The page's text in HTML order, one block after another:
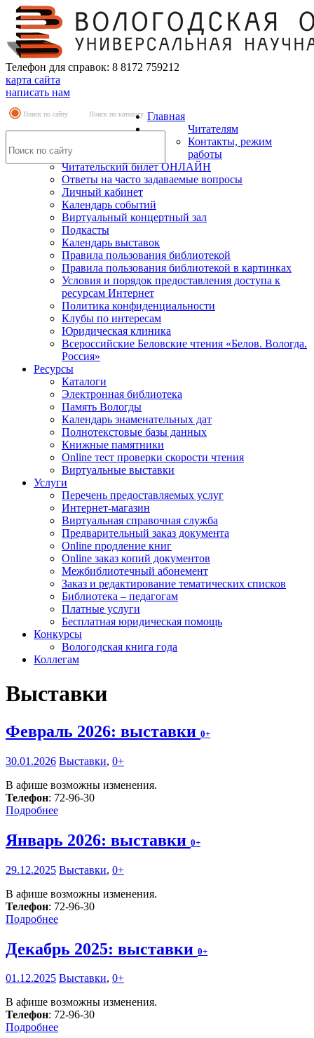
Телефон для справок: 8 8172 759212
карта сайта
написать нам
Поиск по сайту Поиск по каталогу Главная
Читателям
Контакты, режим
работы
Читательский билет ОНЛАЙН
Ответы на часто задаваемые вопросы
Личный кабинет
Календарь событий
Виртуальный концертный зал
Подкасты
Календарь выставок
Правила пользования библиотекой
Правила пользования библиотекой в картинках
Условия и порядок предоставления доступа к
ресурсам Интернет
Политика конфиденциальности
Клубы по интересам
Юридическая клиника
Всероссийские Беловские чтения «Белов. Вологда.
Россия»
Ресурсы
Каталоги
Электронная библиотека
Память Вологды
Календарь знаменательных дат
Полнотекстовые базы данных
Книжные памятники
Online тест проверки скорости чтения
Виртуальные выставки
Услуги
Перечень предоставляемых услуг
Интернет-магазин
Виртуальная справочная служба
Предварительный заказ документа
Online продление книг
Online заказ копий документов
Межбиблиотечный абонемент
Заказ и редактирование тематических списков
Библиотека – педагогам
Платные услуги
Бесплатная юридическая помощь
Конкурсы
Вологодская книга года
Коллегам
Выставки
Февраль 2026: выставки 0+
30.01.2026 Выставки, 0+
В афише возможны изменения.
Телефон: 72-96-30
Подробнее
Январь 2026: выставки 0+
29.12.2025 Выставки, 0+
В афише возможны изменения.
Телефон: 72-96-30
Подробнее
Декабрь 2025: выставки 0+
01.12.2025 Выставки, 0+
В афише возможны изменения.
Телефон: 72-96-30
Подробнее